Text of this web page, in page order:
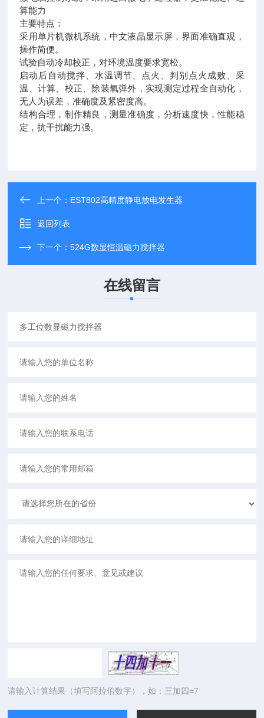
算能力
主要特点：
采用单片机微机系统，中文液晶显示屏，界面准确直观，
操作简便。
试验自动冷却校正，对环境温度要求宽松。
启动后自动搅拌、水温调节、点火、判别点火成败、采
温、计算、校正、除装氧弹外，实现测定过程全自动化，
无人为误差，准确度及紧密度高。
结构合理，制作精良，测量准确度，分析速度快，性能稳
定，抗干扰能力强。
上一个： EST802高精度静电放电发生器
返回列表
下一个：524G数显恒温磁力搅拌器
在线留言
请输入计算结果（填写阿拉伯数字），如：三加四=7